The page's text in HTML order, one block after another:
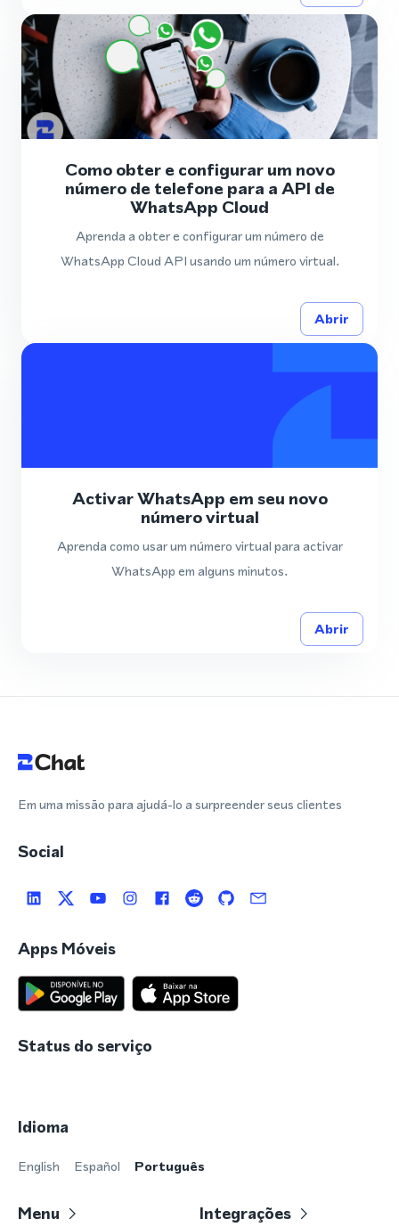
Como obter e configurar um novo
número de telefone para a API de
WhatsApp Cloud
Aprenda a obter e configurar um número de
WhatsApp Cloud API usando um número virtual.
Abrir
Activar WhatsApp em seu novo
número virtual
Aprenda como usar um número virtual para activar
WhatsApp em alguns minutos.
Abrir
Em uma missão para ajudá-lo a surpreender seus clientes
Social
Apps Móveis
Status do serviço
Idioma
English Español Português
Menu Integrações